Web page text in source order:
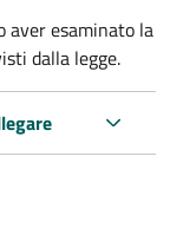
aver esaminato la
dalla legge.